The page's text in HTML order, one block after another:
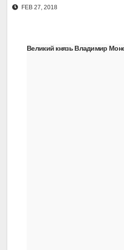
FEB 27, 2018
Великий князь Владимир